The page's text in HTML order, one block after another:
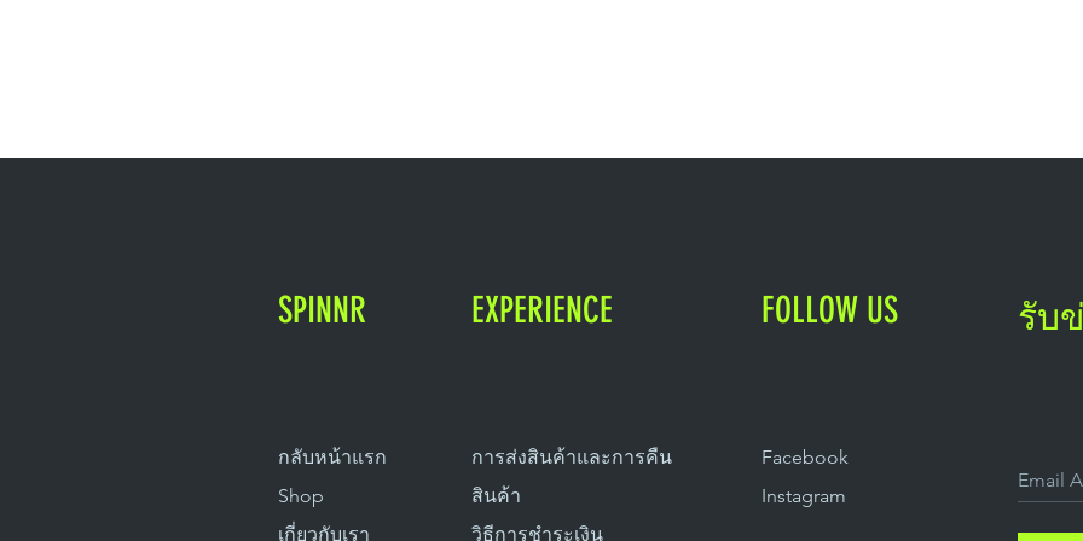
SPINNR EXPERIENCE FOLLOW US รับ
กลับหน้าแรก
Shop
เกี่ยวกับเรา
การส่งสินค้าและการคืน
สินค้า
วิธีการชำระเงิน
Facebook
Instagram